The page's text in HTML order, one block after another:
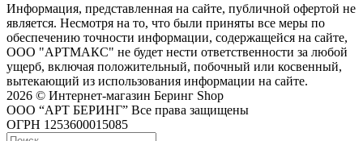
Информация, представленная на сайте, публичной офертой не
является. Несмотря на то, что были приняты все меры по
обеспечению точности информации, содержащейся на сайте,
ООО "АРТМАКС" не будет нести ответственности за любой
ущерб, включая положительный, побочный или косвенный,
вытекающий из использования информации на сайте.
2026 © Интернет-магазин Беринг Shop
ООО “АРТ БЕРИНГ” Все права защищены
ОГРН 1253600015085